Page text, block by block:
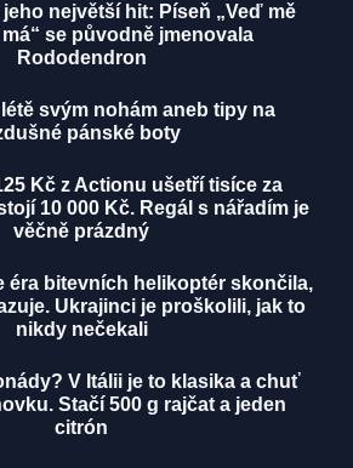
jeho největší hit: Píseň „Veď mě
se původně jmenovala
Rododendron
svým nohám aneb tipy na
pánské boty
Kč z Actionu ušetří tisíce za
10 000 Kč. Regál s nářadím je
věčně prázdný
éra bitevních helikoptér skončila,
Ukrajinci je proškolili, jak to
nikdy nečekali
V Itálii je to klasika a chuť
Stačí 500 g rajčat a jeden
citrón